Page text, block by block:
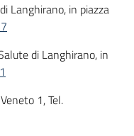
Langhirano, in piazza
di Langhirano, in
1, Tel.